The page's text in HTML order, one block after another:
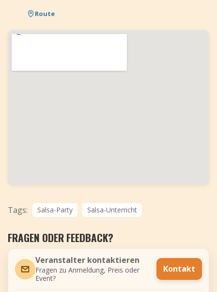
Route
Tags: Salsa-Party Salsa-Unterricht
FRAGEN ODER FEEDBACK?
Veranstalter kontaktieren
Fragen zu Anmeldung, Preis oder
Event?
Kontakt